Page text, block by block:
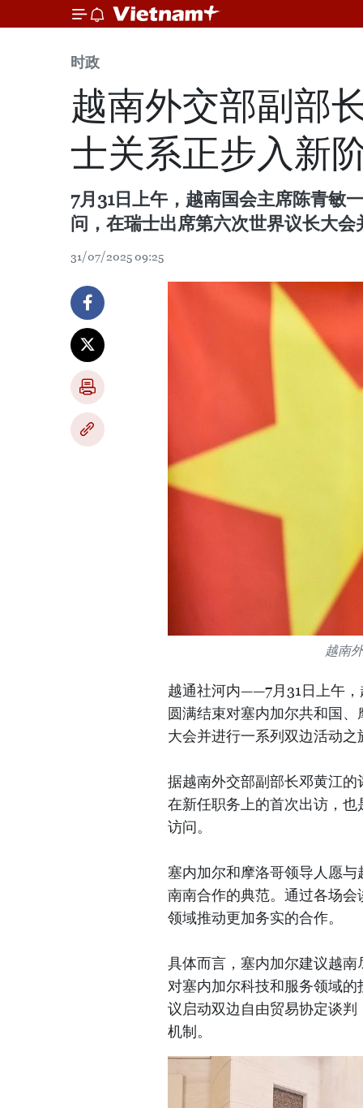
时政
越南外交部副部
士关系正步入新
7月31日上午，越南国会主席陈青敏
问，在瑞士出席第六次世界议长大
31/07/2025 09:25
越南
越通社河内——7月31日上午
圆满结束对塞内加尔共和国
大会并进行一系列双边活动之
据越南外交部副部长邓黄江
在新任职务上的首次出访，
访问。
塞内加尔和摩洛哥领导人愿
南南合作的典范。通过各场
领域推动更加务实的合作。
具体而言，塞内加尔建议越
对塞内加尔科技和服务领域
议启动双边自由贸易协定谈
机制。